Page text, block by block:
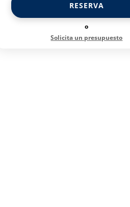
RESERVA
o
Solicita un presupuesto